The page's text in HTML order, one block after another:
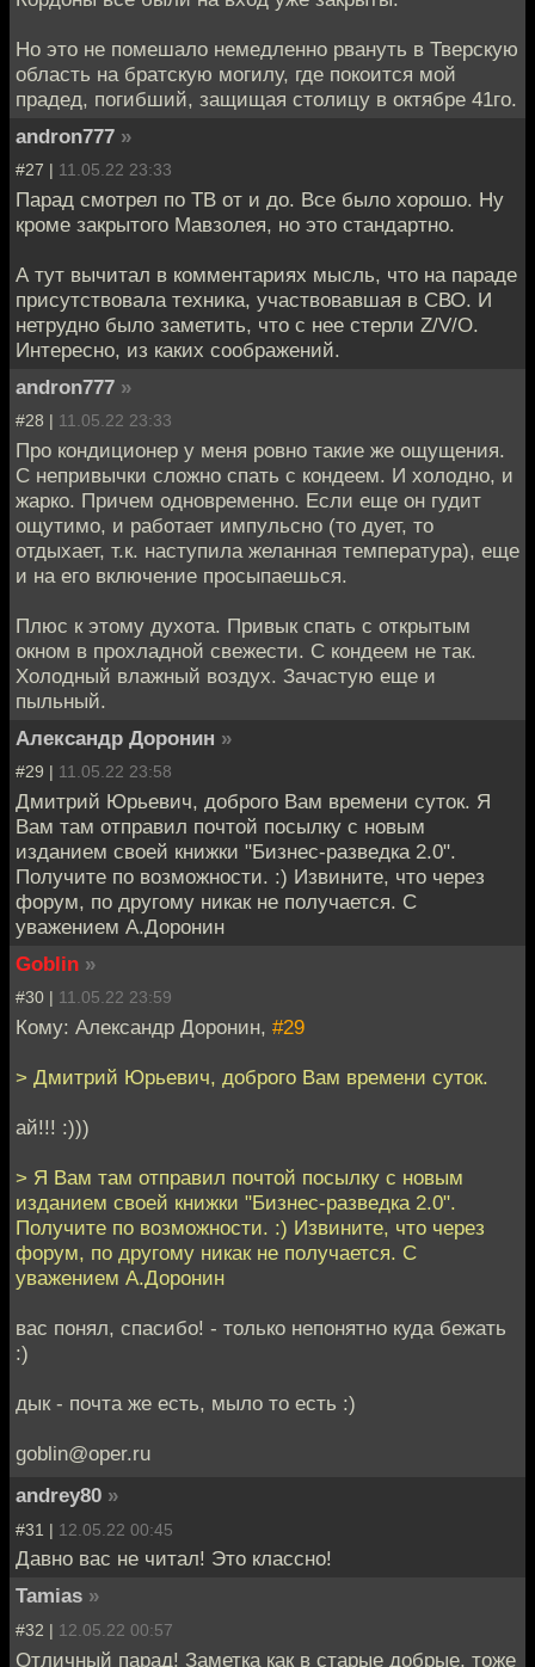
Но это не помешало немедленно рвануть в Тверскую
область на братскую могилу, где покоится мой
прадед, погибший, защищая столицу в октябре 41го.
andron777 »
#27 | 11.05.22 23:33
Парад смотрел по ТВ от и до. Все было хорошо. Ну
кроме закрытого Мавзолея, но это стандартно.
А тут вычитал в комментариях мысль, что на параде
присутствовала техника, участвовавшая в СВО. И
нетрудно было заметить, что с нее стерли Z/V/O.
Интересно, из каких соображений.
andron777 »
#28 | 11.05.22 23:33
Про кондиционер у меня ровно такие же ощущения.
С непривычки сложно спать с кондеем. И холодно, и
жарко. Причем одновременно. Если еще он гудит
ощутимо, и работает импульсно (то дует, то
отдыхает, т.к. наступила желанная температура), еще
и на его включение просыпаешься.
Плюс к этому духота. Привык спать с открытым
окном в прохладной свежести. С кондеем не так.
Холодный влажный воздух. Зачастую еще и
пыльный.
Александр Доронин »
#29 | 11.05.22 23:58
Дмитрий Юрьевич, доброго Вам времени суток. Я
Вам там отправил почтой посылку с новым
изданием своей книжки "Бизнес-разведка 2.0".
Получите по возможности. :) Извините, что через
форум, по другому никак не получается. С
уважением А.Доронин
Goblin »
#30 | 11.05.22 23:59
Кому: Александр Доронин, #29
> Дмитрий Юрьевич, доброго Вам времени суток.
ай!!! :)))
> Я Вам там отправил почтой посылку с новым
изданием своей книжки "Бизнес-разведка 2.0".
Получите по возможности. :) Извините, что через
форум, по другому никак не получается. С
уважением А.Доронин
вас понял, спасибо! - только непонятно куда бежать
:)
дык - почта же есть, мыло то есть :)
goblin@oper.ru
andrey80 »
#31 | 12.05.22 00:45
Давно вас не читал! Это классно!
Tamias »
#32 | 12.05.22 00:57
Отличный парад! Заметка как в старые добрые, тоже